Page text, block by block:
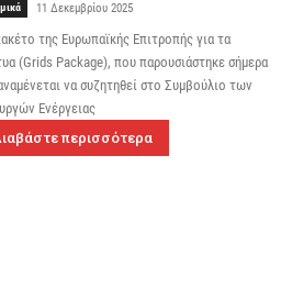
11 Δεκεμβρίου 2025
της Ευρωπαϊκής Επιτροπής για τα
(Grids Package), που παρουσιάστηκε σήμερα
να συζητηθεί στο Συμβούλιο των
Ενέργειας
περισσότερα